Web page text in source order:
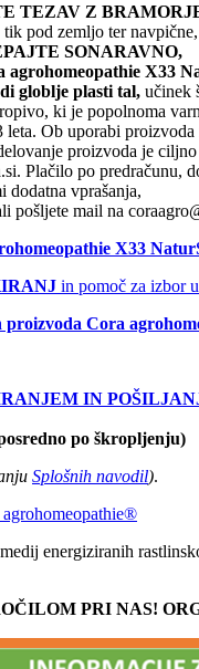
TEZAV Z
pod zemljo ter
SONARAVNO,
X33
globlje plasti tal, učinek
ki je popolnoma
Ob uporabi
proizvoda je ciljno
Plačilo po predračunu,
dodatna vprašanja,
pošljete mail na
X33
in pomoč za izbor
proizvoda Cora
IN
po škropljenju)
Splošnih navodil).
energiziranih
PRI NAS!